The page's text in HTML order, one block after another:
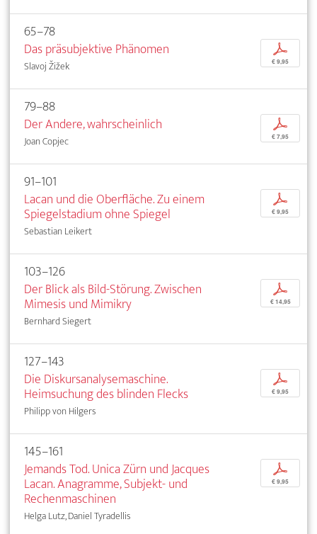
65–78
Das präsubjektive Phänomen
Slavoj Žižek
p
€ 9,95
79–88
Der Andere, wahrscheinlich
Joan Copjec
p
€ 7,95
91–101
Lacan und die Oberfläche. Zu einem
Spiegelstadium ohne Spiegel
Sebastian Leikert
p
€ 9,95
103–126
Der Blick als Bild-Störung. Zwischen
Mimesis und Mimikry
Bernhard Siegert
p
€ 14,95
127–143
Die Diskursanalysemaschine.
Heimsuchung des blinden Flecks
Philipp von Hilgers
p
€ 9,95
145–161
Jemands Tod. Unica Zürn und Jacques
Lacan. Anagramme, Subjekt- und
Rechenmaschinen
Helga Lutz, Daniel Tyradellis
p
€ 9,95